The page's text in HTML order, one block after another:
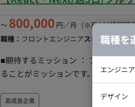
月/12月～長期予定 【時間】10:00〜
〜 800,000 円／月 （※月160時間稼
職種： フロントエンジニアスキル：Next.js
■期待するミッション ： フロントエ
ることがミッションです。顧客、ビ
決や新機能開発、運用保守に至るまで
業務内容 ： - SPAのフロントエン
高成長企業
職種を
エンジニア
デザイン